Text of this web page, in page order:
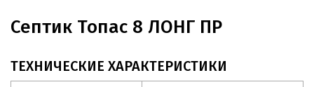
Септик Топас 8 ЛОНГ ПР
ТЕХНИЧЕСКИЕ ХАРАКТЕРИСТИКИ